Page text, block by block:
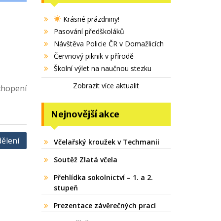
Krásné prázdniny!
Pasování předškoláků
Návštěva Policie ČR v Domažlicích
Červnový piknik v přírodě
Školní výlet na naučnou stezku
Zobrazit více aktualit
Nejnovější akce
Včelařský kroužek v Techmanii
Soutěž Zlatá včela
Přehlídka sokolnictví – 1. a 2.
stupeň
Prezentace závěrečných prací